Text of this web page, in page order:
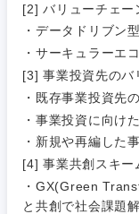
[2] バリューチェー
・データドリブン
・サーキュラーエ
[3] 事業投資先のバ
・既存事業投資先
・事業投資に向け
・新規や再編した
[4] 事業共創スキー
・GX(Green
と共創で社会課題
マーケテ
ィング
営業
サービス
ティブ
営業
サービス
クリエイティ
コンサルタン
専門職
食品・化
メディカ
金融
建設・不動
こだわ
急募
上場企業
外資系企